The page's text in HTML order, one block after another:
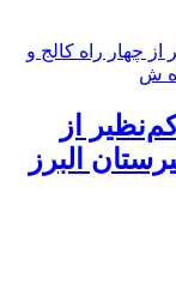
از
البرز